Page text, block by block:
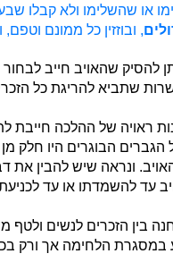
או שהשלימו ולא קבלו
, ובוזזין כל ממונם וטפם,
להסיק שהאויב חייב לבחור
שתביא להריגת כל
ראויה של ההלכה חייבת
הגברים הבוגרים היו חלק
ונראה שיש להבין את
עד להשמדתו או עד
בין הזכרים לנשים
במסגרת הלחימה אך ורק